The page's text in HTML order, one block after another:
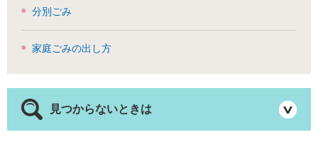
分別ごみ
家庭ごみの出し方
見つからないときは